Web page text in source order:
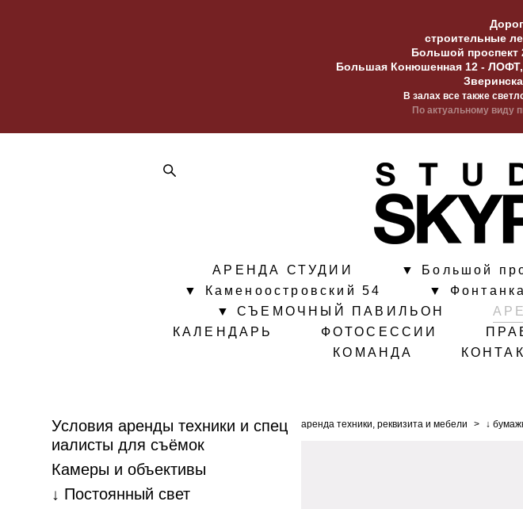
строительные
Большой проспект
Большая Конюшенная 12 -
В залах все также
По актуальному виду
АРЕНДА СТУДИИ ▼ Большой
▼ Каменоостровский 54
▼
▼ СЪЕМОЧНЫЙ ПАВИЛЬОН
КАЛЕНДАРЬ
ФОТОСЕССИИ
КОМАНДА
Условия аренды техники и спец
иалисты для съёмок
Камеры и объективы
↓ Постоянный свет
аренда техники, реквизита и мебели > ↓